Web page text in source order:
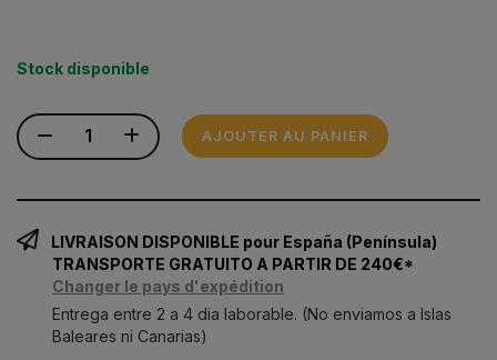
Stock disponible
AJOUTER AU PANIER
LIVRAISON DISPONIBLE pour España (Península)
TRANSPORTE GRATUITO A PARTIR DE 240€*
Changer le pays d'expédition
Entrega entre 2 a 4 dia laborable. (No enviamos a Islas
Baleares ni Canarias)